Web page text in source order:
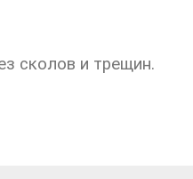
сколов и трещин.